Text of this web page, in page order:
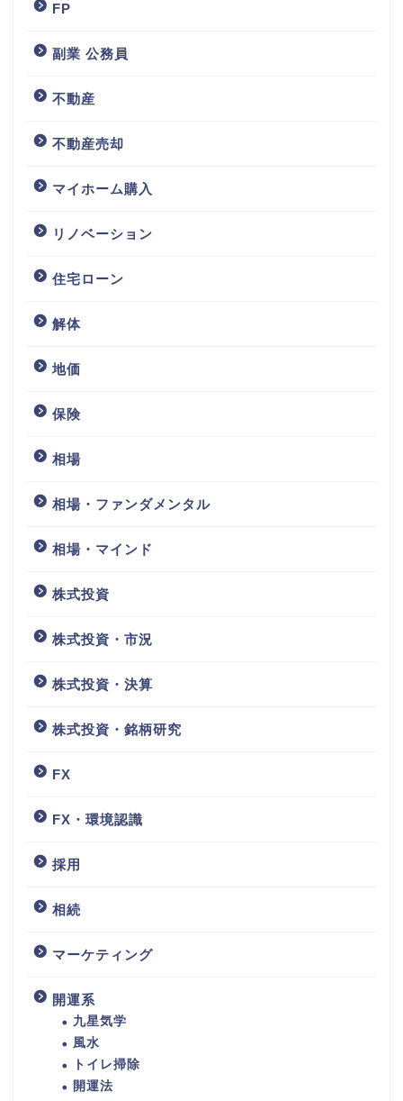
FP
副業 公務員
不動産
不動産売却
マイホーム購入
リノベーション
住宅ローン
解体
地価
保険
相場
相場・ファンダメンタル
相場・マインド
株式投資
株式投資・市況
株式投資・決算
株式投資・銘柄研究
FX
FX・環境認識
採用
相続
マーケティング
開運系
九星気学
風水
トイレ掃除
開運法